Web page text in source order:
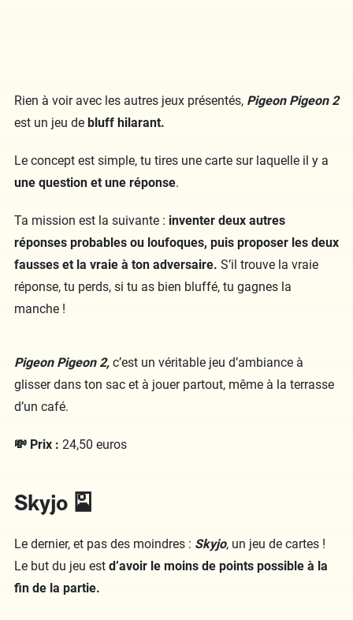
Rien à voir avec les autres jeux présentés, Pigeon Pigeon 2
est un jeu de bluff hilarant.
Le concept est simple, tu tires une carte sur laquelle il y a
une question et une réponse.
Ta mission est la suivante : inventer deux autres
réponses probables ou loufoques, puis proposer les deux
fausses et la vraie à ton adversaire. S’il trouve la vraie
réponse, tu perds, si tu as bien bluffé, tu gagnes la
manche !
Pigeon Pigeon 2, c’est un véritable jeu d’ambiance à
glisser dans ton sac et à jouer partout, même à la terrasse
d’un café.
💸 Prix : 24,50 euros
Skyjo 🎴
Le dernier, et pas des moindres : Skyjo, un jeu de cartes !
Le but du jeu est d’avoir le moins de points possible à la
fin de la partie.